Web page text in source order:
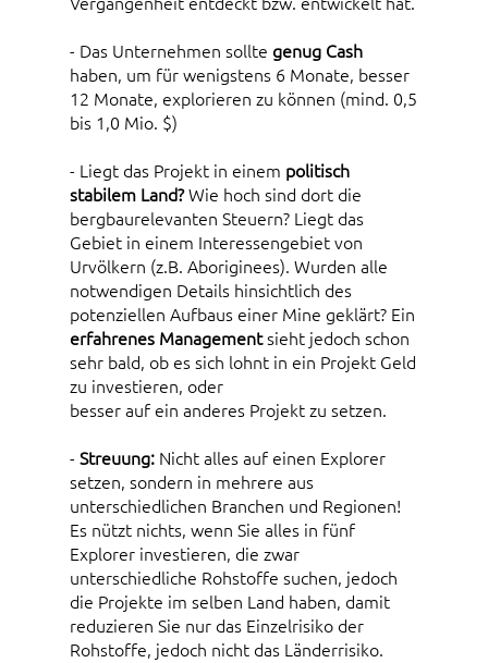
- Das Unternehmen sollte genug Cash
haben, um für wenigstens 6 Monate, besser
12 Monate, explorieren zu können (mind. 0,5
bis 1,0 Mio. $)
- Liegt das Projekt in einem politisch
stabilem Land?Wie hoch sind dort die
bergbaurelevanten Steuern? Liegt das
Gebiet in einem Interessengebiet von
Urvölkern (z.B. Aboriginees). Wurden alle
notwendigen Details hinsichtlich des
potenziellen Aufbaus einer Mine geklärt? Ein
erfahrenes Managementsieht jedoch schon
sehr bald, ob es sich lohnt in ein Projekt Geld
zu investieren, oder
besser auf ein anderes Projekt zu setzen.
- Streuung: Nicht alles auf einen Explorer
setzen, sondern in mehrere aus
unterschiedlichen Branchen und Regionen!
Es nützt nichts, wenn Sie alles in fünf
Explorer investieren, die zwar
unterschiedliche Rohstoffe suchen, jedoch
die Projekte im selben Land haben, damit
reduzieren Sie nur das Einzelrisiko der
Rohstoffe, jedoch nicht das Länderrisiko.